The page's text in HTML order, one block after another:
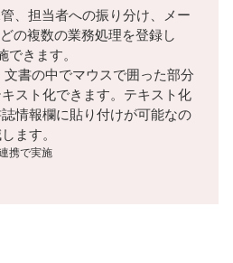
、担当者への振り分け、メー
の複数の業務処理を登録し
できます。
書の中でマウスで囲った部分
スト化できます。テキスト化
情報欄に貼り付けが可能なの
ます。
携で実施